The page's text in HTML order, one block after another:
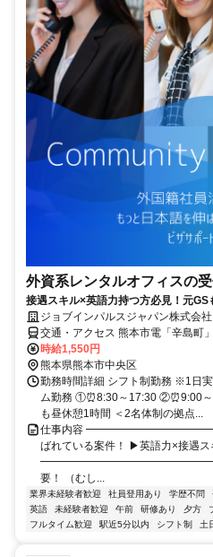
外資系レンタルオフィスの
接遇スキル×英語力持つ方必見！元GS
ジョブインパルスジャパン株式会社
交通・アクセス 熊本市電「辛島町
時給1,550円
熊本県熊本市中央区
勤務時間詳細 シフト制勤務 ※1日
ム勤務 ①⏰8:30～17:30 ②⏰9:00
も昼休憩1時間 ＜2名体制の拠点...
仕事内容
ばれている案件！ ▶英語力×接遇ス
━━━━━━━━━━━━━━━━━ ⭐英
要！ （むし...
業界未経験者歓迎 社員登用あり 学歴不問
英語
未経験者歓迎 午前 研修あり 夕方
フルタイム歓迎
駅近5分以内 シフト制 土